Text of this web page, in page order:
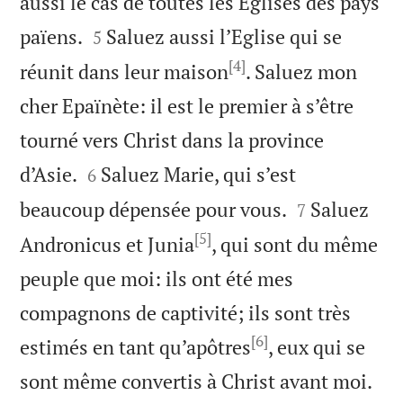
païens. 

5 Saluez aussi l’Eglise qui se
réunit dans leur maison[4]. Saluez mon
cher Epaïnète: il est le premier à s’être
tourné vers Christ dans la province
d’Asie. 

6 Saluez Marie, qui s’est
beaucoup dépensée pour vous. 

7 Saluez
Andronicus et Junia[5], qui sont du même
peuple que moi: ils ont été mes
compagnons de captivité; ils sont très
estimés en tant qu’apôtres[6], eux qui se
sont même convertis à Christ avant moi.